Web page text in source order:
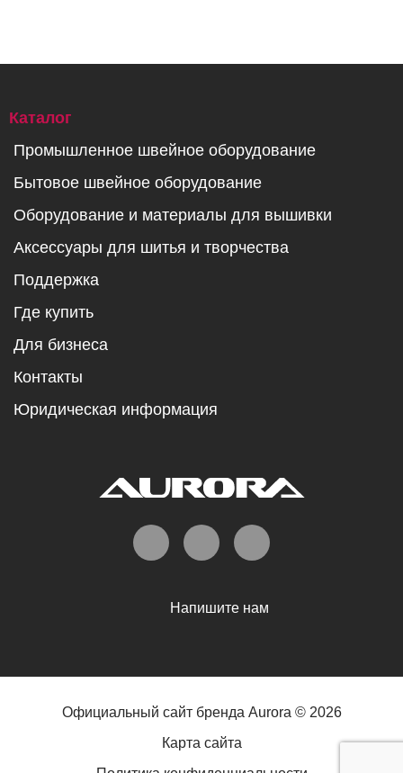
Напишите нам
Каталог
Промышленное швейное оборудование
Бытовое швейное оборудование
Оборудование и материалы для вышивки
Аксессуары для шитья и творчества
Поддержка
Где купить
Для бизнеса
Контакты
Юридическая информация
Официальный сайт бренда Aurora © 2026
Карта сайта